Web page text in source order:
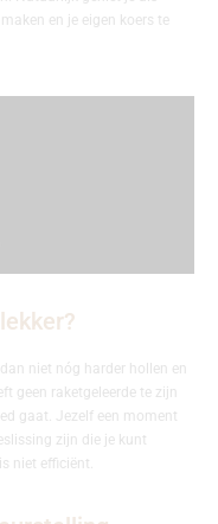
en je eigen koers te
niet nóg harder hollen en
geen raketgeleerde te zijn
gaat. Jezelf een moment
zijn die je kunt
niet efficiënt.